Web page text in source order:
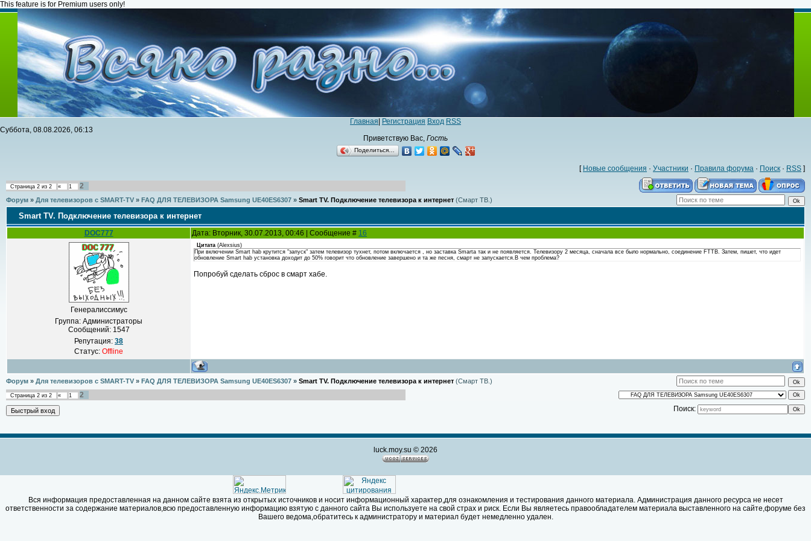
This feature is for Premium users only!
Главная Регистрация Вход RSS
Суббота, 08.08.2026, 06:13
Приветствую Вас, Гость
Поделиться…
[ Новые сообщения · Участники · Правила форума · Поиск · RSS ]
Страница 2 из 2 « 1 2
Форум » Для телевизоров с SMART-TV » FAQ ДЛЯ ТЕЛЕВИЗОРА Samsung UE40ES6307 » Smart TV. Подключение телевизора к интернет (Смарт ТВ.)
Smart TV. Подключение телевизора к интернет
DOC777 Дата: Вторник, 30.07.2013, 00:46 | Сообщение # 16
Генералиссимус
Группа: Администраторы
Сообщений: 1547
Репутация: 38
Статус: Offline
Цитата (Alexsius)
При включении Smart hab крутится "запуск" затем телевизор тухнет, потом включается , но заставка Smarta так и не появляется. Телевизору 2 месяца, сначала все было нормально, соединение FTTB. Затем, пишет, что идет
обновление Smart hab установка доходит до 50% говорит что обновление завершено и та же песня, смарт не запускается.В чем проблема?
Попробуй сделать сброс в смарт хабе.
Форум » Для телевизоров с SMART-TV » FAQ ДЛЯ ТЕЛЕВИЗОРА Samsung UE40ES6307 » Smart TV. Подключение телевизора к интернет (Смарт ТВ.)
Страница 2 из 2 « 1
2
Поиск:
luck.moy.su © 2026
Вся информация предоставленная на данном сайте взята из открытых источников и носит информационный характер,для ознакомления и тестирования данного материала. Администрация данного ресурса не несет
ответственности за содержание материалов,всю предоставленную информацию взятую с данного сайта Вы используете на свой страх и риск. Если Вы являетесь правообладателем материала выставленного на сайте,форуме без
Вашего ведома,обратитесь к администратору и материал будет немедленно удален.